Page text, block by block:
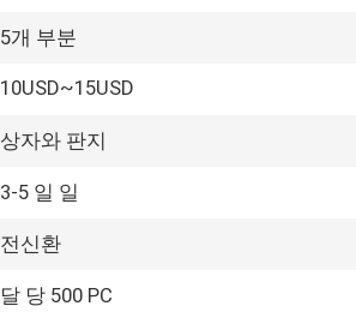
5개 부분
10USD~15USD
상자와 판지
3-5 일 일
전신환
달 당 500 PC